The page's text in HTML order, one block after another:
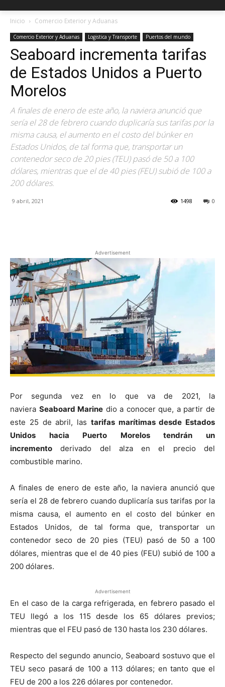
Inicio Comercio Exterior y Aduanas
Comercio Exterior y Aduanas Logistica y Transporte Puertos del mundo
Seaboard incrementa tarifas
de Estados Unidos a Puerto
Morelos
A finales de enero de este año, la naviera anunció que
sería el 28 de febrero cuando duplicaría sus tarifas por la
misma causa, el aumento en el costo del búnker en
Estados Unidos, de tal forma que, transportar un
contenedor seco de 20 pies (TEU) pasó de 50 a 100
dólares, mientras que el de 40 pies (FEU) subió de 100 a
200 dólares.
9 abril, 2021 0
1498
Advertisement
Por segunda vez en lo que va de 2021, la
naviera Seaboard Marine dio a conocer que, a partir de
este 25 de abril, las tarifas marítimas desde Estados
Unidos hacia Puerto Morelos tendrán un
incremento derivado del alza en el precio del
combustible marino.
A finales de enero de este año, la naviera anunció que
sería el 28 de febrero cuando duplicaría sus tarifas por la
misma causa, el aumento en el costo del búnker en
Estados Unidos, de tal forma que, transportar un
contenedor seco de 20 pies (TEU) pasó de 50 a 100
dólares, mientras que el de 40 pies (FEU) subió de 100 a
200 dólares.
Advertisement
En el caso de la carga refrigerada, en febrero pasado el
TEU llegó a los 115 desde los 65 dólares previos;
mientras que el FEU pasó de 130 hasta los 230 dólares.
Respecto del segundo anuncio, Seaboard sostuvo que el
TEU seco pasará de 100 a 113 dólares; en tanto que el
FEU de 200 a los 226 dólares por contenedor.